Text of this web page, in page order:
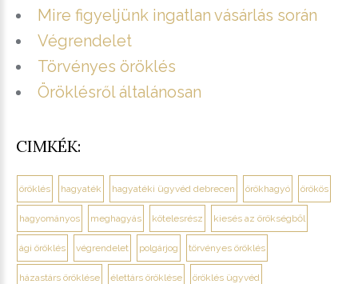
Mire figyeljünk ingatlan vásárlás során
Végrendelet
Törvényes öröklés
Öröklésről általánosan
CIMKÉK:
öröklés hagyaték hagyatéki ügyvéd debrecen örökhagyó örökös
hagyományos meghagyás kötelesrész kiesés az örökségből
ági öröklés végrendelet polgárjog törvényes öröklés
házastárs öröklése élettárs öröklése öröklés ügyvéd